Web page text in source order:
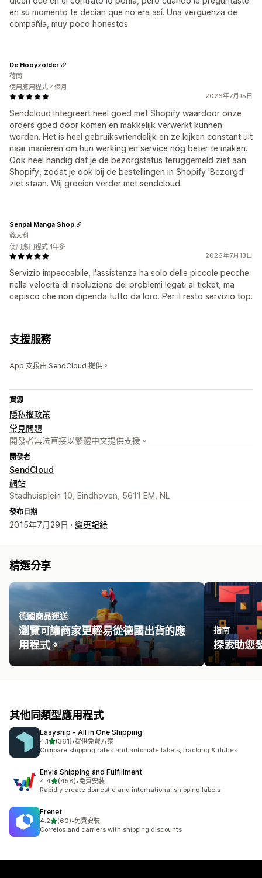
en su momento te decían que no era así. Una vergüenza de
compañía, muy poco honestos.
2026年7月15日
Sendcloud integreert heel goed met Shopify waardoor onze
orders goed door komen en makkelijk verwerkt kunnen
worden. Het is heel gebruiksvriendelijk en ze kijken constant uit
naar manieren om hun werking en service nóg beter te maken.
Ook heel handig dat je de bezorgstatus teruggemeld ziet aan
Shopify, zodat je ook bij de bestellingen in Shopify 'Bezorgd'
ziet staan. Wij groeien verder met sendcloud.
De Hooyzolder
荷蘭
使用應用程式 4個月
2026年7月13日
Servizio impeccabile, l'assistenza ha solo delle piccole pecche
nella velocità di risoluzione dei problemi legati ai ticket, ma
capisco che non dipenda tutto da loro. Per il resto servizio top.
Senpai Manga Shop
義大利
使用應用程式 1年多
支援服務
App 支援由 SendCloud 提供。
資源
隱私權政策
常見問題
開發者無法直接以繁體中文提供支援。
開發者
SendCloud
網站
Stadhuisplein 10, Eindhoven, 5611 EM, NL
發布日期
2015年7月29日 · 變更記錄
精選分享
德國商品運送
瀏覽可讓商家更輕易從德國出貨的應
用程式。
指南
探索助您
其他同類型應用程式
Easyship ‑ All in One Shipping
4.1滿分 5 顆星
(361)
共有 361 則評價
•提供免費方案
Compare shipping rates and automate labels, tracking & duties
Envia Shipping and Fulfillment
4.4滿分 5 顆星
(458)
共有 458 則評價
•免費安裝
Rapidly create domestic and international shipping labels
Frenet
4.2滿分 5 顆星
(60)
共有 60 則評價
•免費安裝
Correios and carriers with shipping discounts